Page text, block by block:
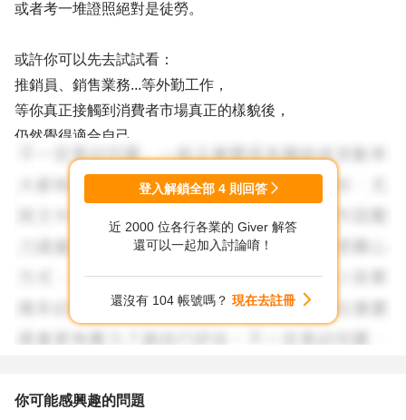
或者考一堆證照絕對是徒勞。
或許你可以先去試試看：
推銷員、銷售業務...等外勤工作，
等你真正接觸到消費者市場真正的樣貌後，
仍然覺得適合自己，
再開始建立自己的行銷知識和技能，
慢慢走向行銷企劃的領域。
祝 求職順利
登入解鎖全部 4 則回答
近 2000 位各行各業的 Giver 解答
還可以一起加入討論唷！
還沒有 104 帳號嗎？ 現在去註冊
你可能感興趣的問題